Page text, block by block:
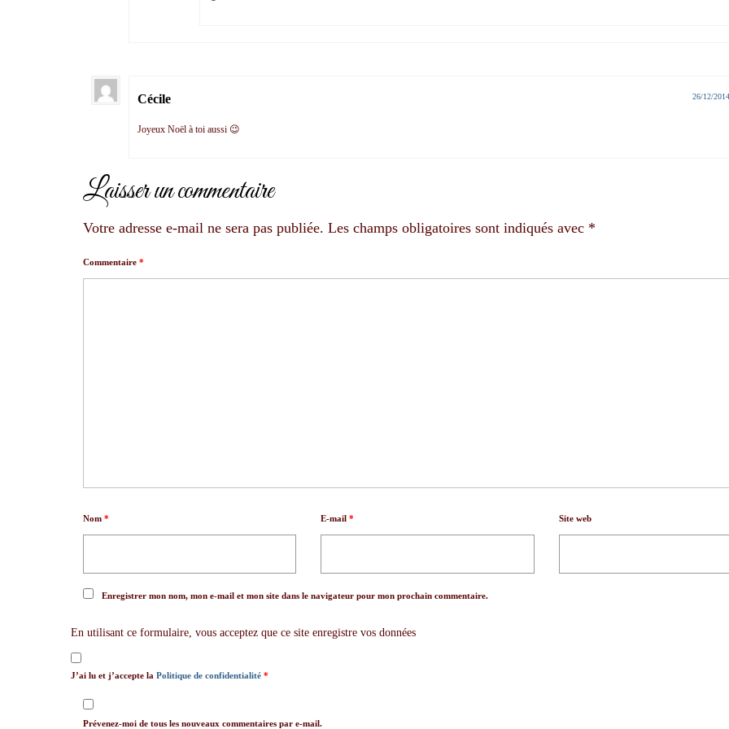
Cécile 26/12/2014
Joyeux Noël à toi aussi 😉
Laisser un commentaire
Votre adresse e-mail ne sera pas publiée. Les champs obligatoires sont indiqués avec *
Commentaire *
Nom * E-mail* Site web
Enregistrer mon nom, mon e-mail et mon site dans le navigateur pour mon prochain commentaire.
En utilisant ce formulaire, vous acceptez que ce site enregistre vos données
J’ai lu et j’accepte la Politique de confidentialité *
Prévenez-moi de tous les nouveaux commentaires par e-mail.